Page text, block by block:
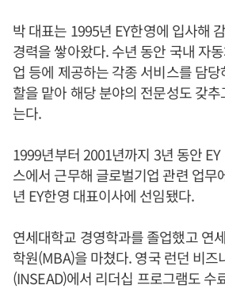
박 대표는 1995년 EY한영에 입사해
경력을 쌓아왔다. 수년 동안 국내 자
업 등에 제공하는 각종 서비스를 담
할을 맡아 해당 분야의 전문성도 갖
는다.
1999년부터 2001년까지 3년 동안
스에서 근무해 글로벌기업 관련 업무
년 EY한영 대표이사에 선임됐다.
연세대학교 경영학과를 졸업했고 연
학원(MBA)을 마쳤다. 영국 런던 비즈
(INSEAD)에서 리더십 프로그램도 수